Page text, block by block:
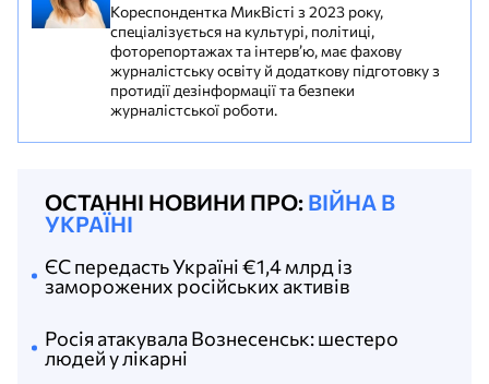
Кореспондентка МикВісті з 2023 року,
спеціалізується на культурі, політиці,
фоторепортажах та інтерв’ю, має фахову
журналістську освіту й додаткову підготовку з
протидії дезінформації та безпеки
журналістської роботи.
ОСТАННІ НОВИНИ ПРО: ВІЙНА В
УКРАЇНІ
Росія атакувала Вознесенськ: шестеро
людей у лікарні
ЄС передасть Україні €1,4 млрд із
заморожених російських активів